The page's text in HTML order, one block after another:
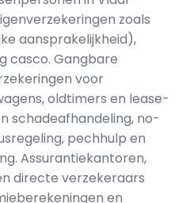
zoals
aansprakelijkheid),
casco. Gangbare
voor
oldtimers en lease-
schadeafhandeling, no-
pechhulp en
Assurantiekantoren,
directe verzekeraars
en